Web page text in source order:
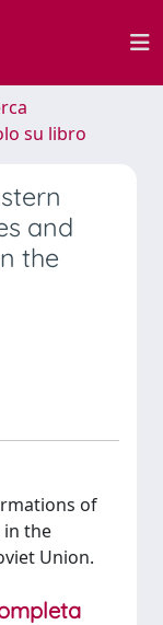
su libro
and
the
of
in the
Union.